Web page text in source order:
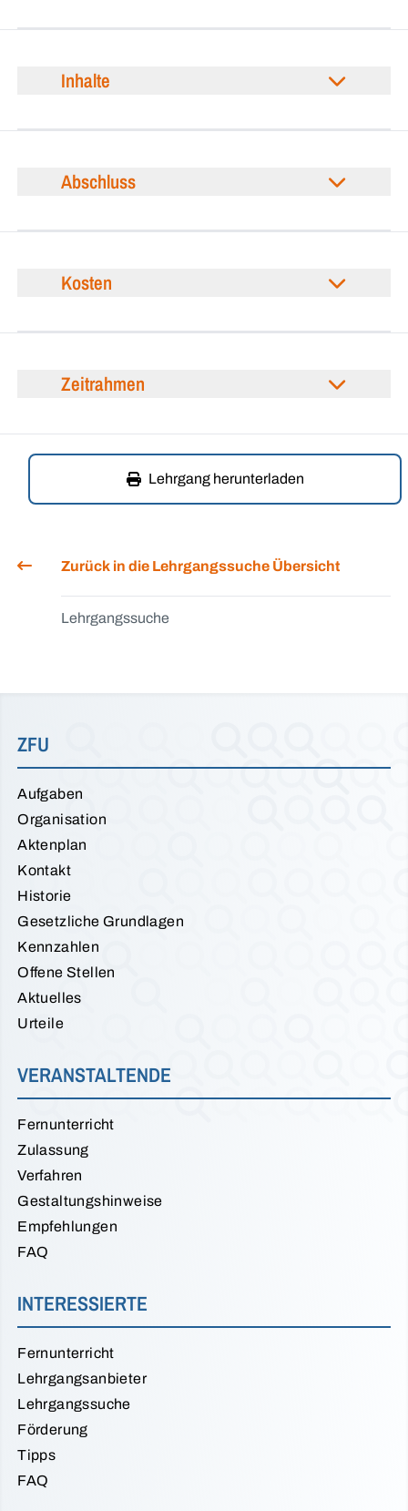
Inhalte
Abschluss
Kosten
Zeitrahmen
Lehrgang herunterladen
Zurück in die Lehrgangssuche Übersicht
Lehrgangssuche
ZFU
Aufgaben
Organisation
Aktenplan
Kontakt
Historie
Gesetzliche Grundlagen
Kennzahlen
Offene Stellen
Aktuelles
Urteile
VERANSTALTENDE
Fernunterricht
Zulassung
Verfahren
Gestaltungshinweise
Empfehlungen
FAQ
INTERESSIERTE
Fernunterricht
Lehrgangsanbieter
Lehrgangssuche
Förderung
Tipps
FAQ